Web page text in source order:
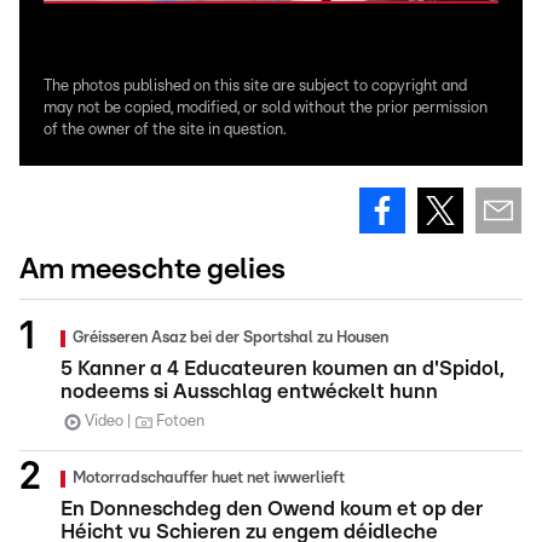
The photos published on this site are subject to copyright and
may not be copied, modified, or sold without the prior permission
of the owner of the site in question.
Am meeschte gelies
Gréisseren Asaz bei der Sportshal zu Housen
5 Kanner a 4 Educateuren koumen an d'Spidol,
nodeems si Ausschlag entwéckelt hunn
Video Fotoen
Motorradschauffer huet net iwwerlieft
En Donneschdeg den Owend koum et op der
Héicht vu Schieren zu engem déidleche